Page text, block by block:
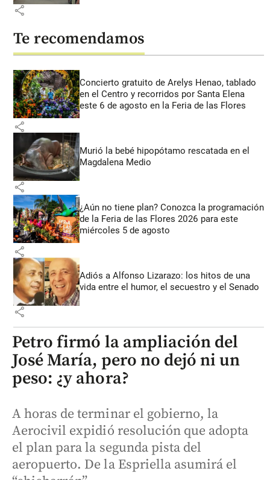
share
Te recomendamos
Concierto gratuito de Arelys Henao, tablado
en el Centro y recorridos por Santa Elena
este 6 de agosto en la Feria de las Flores
share
Murió la bebé hipopótamo rescatada en el
Magdalena Medio
share
¿Aún no tiene plan? Conozca la programación
de la Feria de las Flores 2026 para este
miércoles 5 de agosto
share
Adiós a Alfonso Lizarazo: los hitos de una
vida entre el humor, el secuestro y el Senado
share
Petro firmó la ampliación del
José María, pero no dejó ni un
peso: ¿y ahora?
A horas de terminar el gobierno, la
Aerocivil expidió resolución que adopta
el plan para la segunda pista del
aeropuerto. De la Espriella asumirá el